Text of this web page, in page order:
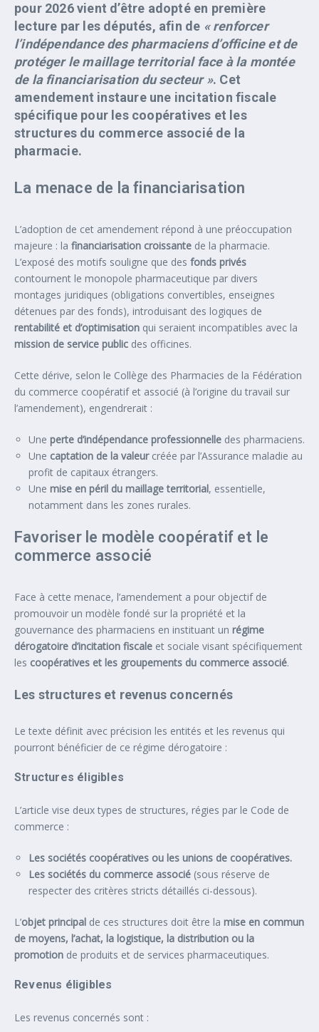
pour 2026 vient d’être adopté en première
lecture par les députés, afin de « renforcer
l’indépendance des pharmaciens d’officine et de
protéger le maillage territorial face à la montée
de la financiarisation du secteur ». Cet
amendement instaure une incitation fiscale
spécifique pour les coopératives et les
structures du commerce associé de la
pharmacie.
La menace de la financiarisation
L’adoption de cet amendement répond à une préoccupation
majeure : la financiarisation croissante de la pharmacie.
L’exposé des motifs souligne que des fonds privés
contournent le monopole pharmaceutique par divers
montages juridiques (obligations convertibles, enseignes
détenues par des fonds), introduisant des logiques de
rentabilité et d’optimisation qui seraient incompatibles avec la
mission de service public des officines.
Cette dérive, selon le Collège des Pharmacies de la Fédération
du commerce coopératif et associé (à l’origine du travail sur
l’amendement), engendrerait :
Une perte d’indépendance professionnelle des pharmaciens.
Une captation de la valeurcréée par l’Assurance maladie au
profit de capitaux étrangers.
Une mise en péril du maillage territorial, essentielle,
notamment dans les zones rurales.
Favoriser le modèle coopératif et le
commerce associé
Face à cette menace, l’amendement a pour objectif de
promouvoir un modèle fondé sur la propriété et la
gouvernance des pharmaciens en instituant un régime
dérogatoire d’incitation fiscale et sociale visant spécifiquement
les coopératives et les groupements du commerce associé.
Les structures et revenus concernés
Le texte définit avec précision les entités et les revenus qui
pourront bénéficier de ce régime dérogatoire :
Structures éligibles
L’article vise deux types de structures, régies par le Code de
commerce :
Les sociétés coopératives ou les unions de coopératives.
Les sociétés du commerce associé (sous réserve de
respecter des critères stricts détaillés ci-dessous).
L’objet principal de ces structures doit être la mise en commun
de moyens, l’achat, la logistique, la distribution ou la
promotion de produits et de services pharmaceutiques.
Revenus éligibles
Les revenus concernés sont :